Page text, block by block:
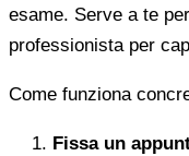
esame. Serve a te
professionista per
Come funziona
Fissa un